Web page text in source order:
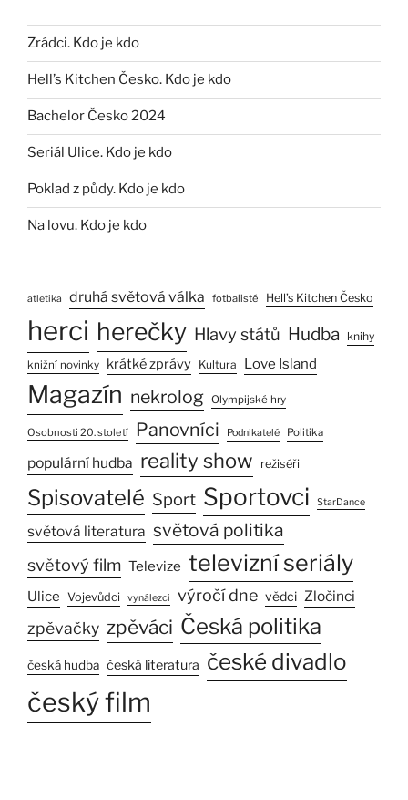
Zrádci. Kdo je kdo
Hell’s Kitchen Česko. Kdo je kdo
Bachelor Česko 2024
Seriál Ulice. Kdo je kdo
Poklad z půdy. Kdo je kdo
Na lovu. Kdo je kdo
atletika druhá světová válka fotbalisté Hell’s Kitchen Česko
herci herečky Hlavy států Hudba knihy
knižní novinky krátké zprávy Kultura Love Island
Magazín nekrolog Olympijské hry
Osobnosti 20. století Panovníci Podnikatelé Politika
populární hudba reality show režiséři
Spisovatelé Sport Sportovci StarDance
světová literatura světová politika
světový film Televize televizní seriály
Ulice Vojevůdci vynálezci výročí dne vědci Zločinci
zpěvačky zpěváci Česká politika
česká hudba česká literatura české divadlo
český film